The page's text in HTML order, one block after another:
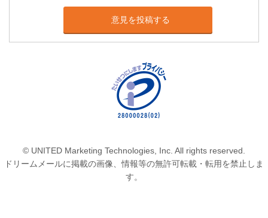
意見を投稿する
© UNITED Marketing Technologies, Inc. All rights reserved.
ドリームメールに掲載の画像、情報等の無許可転載・転用を禁止しま
す。